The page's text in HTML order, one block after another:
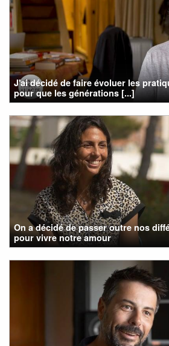
J'ai décidé de faire évoluer les
pour que les générations [...]
On a décidé de passer outre nos
pour vivre notre amour